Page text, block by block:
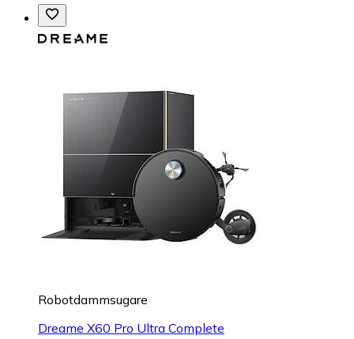
Robotdammsugare
Dreame X60 Pro Ultra Complete